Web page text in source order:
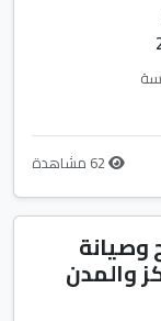
وصيانة
والمدن